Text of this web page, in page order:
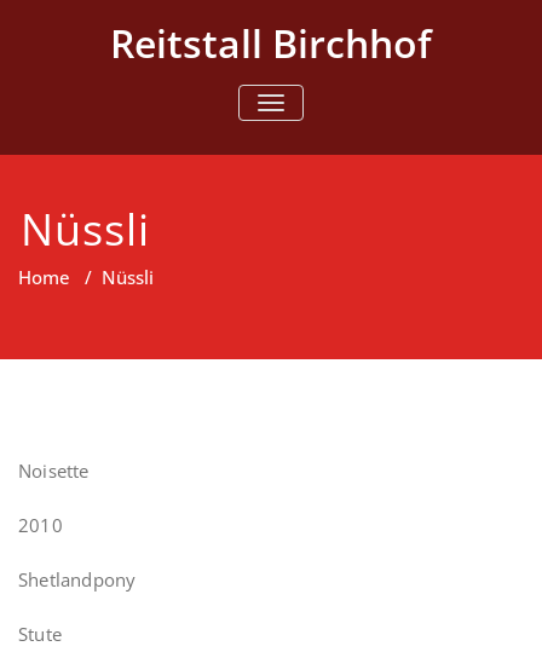
Reitstall Birchhof
TOGGLE NAVIGATION
Nüssli
Home / Nüssli
Noisette
2010
Shetlandpony
Stute